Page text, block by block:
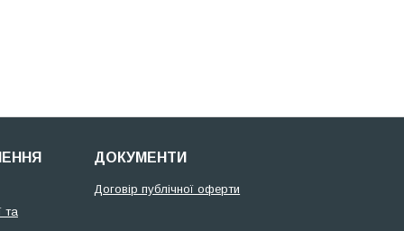
та
ДОКУМЕНТИ
Договір публічної оферти